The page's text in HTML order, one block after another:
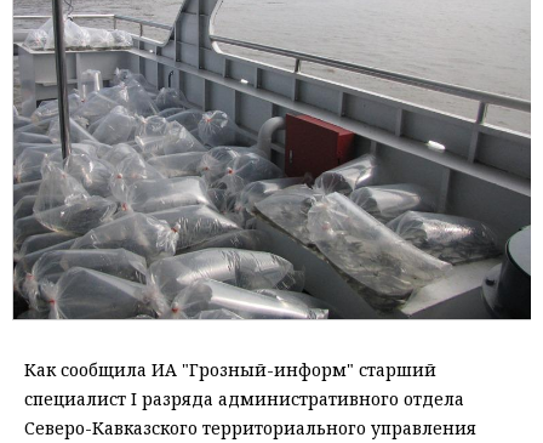
Как сообщила ИА "Грозный-информ" старший
специалист I разряда административного отдела
Северо-Кавказского территориального управления